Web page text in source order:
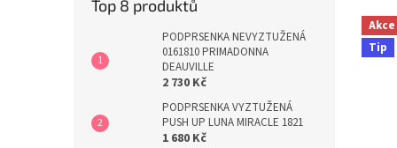
Top 8 produktů
PODPRSENKA NEVYZTUŽENÁ
0161810 PRIMADONNA
DEAUVILLE
2 730 Kč
PODPRSENKA VYZTUŽENÁ
PUSH UP LUNA MIRACLE 1821
1 680 Kč
Akce
Tip